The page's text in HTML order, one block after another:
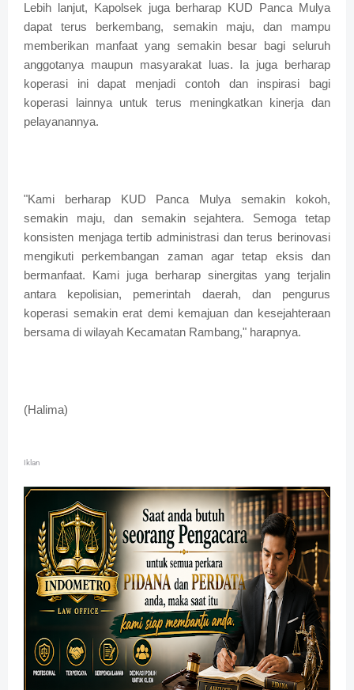
Lebih lanjut, Kapolsek juga berharap KUD Panca Mulya
dapat terus berkembang, semakin maju, dan mampu
memberikan manfaat yang semakin besar bagi seluruh
anggotanya maupun masyarakat luas. Ia juga berharap
koperasi ini dapat menjadi contoh dan inspirasi bagi
koperasi lainnya untuk terus meningkatkan kinerja dan
pelayanannya.
"Kami berharap KUD Panca Mulya semakin kokoh,
semakin maju, dan semakin sejahtera. Semoga tetap
konsisten menjaga tertib administrasi dan terus berinovasi
mengikuti perkembangan zaman agar tetap eksis dan
bermanfaat. Kami juga berharap sinergitas yang terjalin
antara kepolisian, pemerintah daerah, dan pengurus
koperasi semakin erat demi kemajuan dan kesejahteraan
bersama di wilayah Kecamatan Rambang," harapnya.
(Halima)
Iklan